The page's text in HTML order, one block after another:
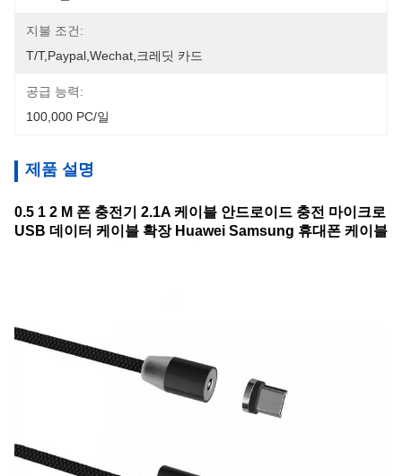
지불 조건:
T/T,Paypal,Wechat,크레딧 카드
공급 능력:
100,000 PC/일
제품 설명
0.5 1 2 M 폰 충전기 2.1A 케이블 안드로이드 충전 마이크로
USB 데이터 케이블 확장 Huawei Samsung 휴대폰 케이블